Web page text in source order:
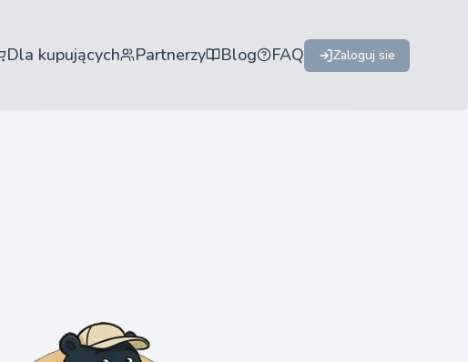
Dla kupujących Partnerzy Blog FAQ Zaloguj sie